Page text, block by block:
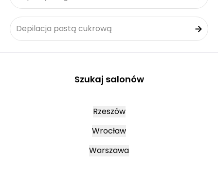
Depilacja pastą cukrową
Szukaj salonów
Rzeszów
Wrocław
Warszawa